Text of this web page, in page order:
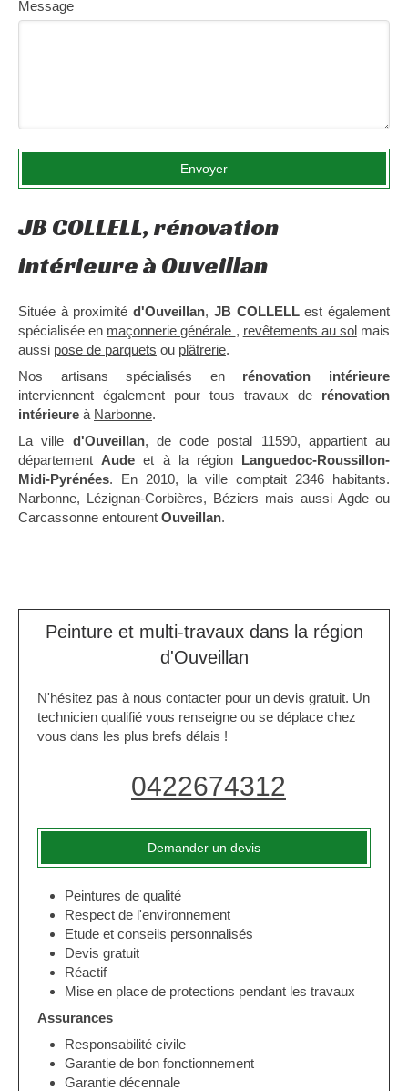
Message
Envoyer
JB COLLELL, rénovation
intérieure à Ouveillan
Située à proximité d'Ouveillan, JB COLLELLest également
spécialisée en maçonnerie générale , revêtements au solmais
aussi pose de parquets ou plâtrerie.
Nos artisans spécialisés en rénovation intérieure
interviennent également pour tous travaux de rénovation
intérieure à Narbonne.
La ville d'Ouveillan, de code postal 11590, appartient au
département Aude et à la région Languedoc-Roussillon-
Midi-Pyrénées. En 2010, la ville comptait 2346 habitants.
Narbonne, Lézignan-Corbières, Béziers mais aussi Agde ou
Carcassonne entourent Ouveillan.
Peinture et multi-travaux dans la région
d'Ouveillan
N'hésitez pas à nous contacter pour un devis gratuit. Un
technicien qualifié vous renseigne ou se déplace chez
vous dans les plus brefs délais !
0422674312
Demander un devis
Peintures de qualité
Respect de l'environnement
Etude et conseils personnalisés
Devis gratuit
Réactif
Mise en place de protections pendant les travaux
Assurances
Responsabilité civile
Garantie de bon fonctionnement
Garantie décennale